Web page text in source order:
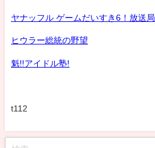
ヤナッフル ゲームだいすき6！放送局
ヒウラー総統の野望
魁!!アイドル塾!
t112